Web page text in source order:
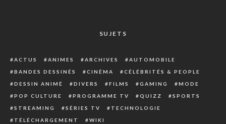
SUJETS
ACTUS ANIMES ARCHIVES
AUTOMOBILE
BANDES DESSINÉS
CINÉMA
CÉLÉBRITÉS & PEOPLE
DESSIN ANIMÉ
DIVERS FILMS GAMING
MODE
POP CULTURE
PROGRAMME TV QUIZZ
SPORTS
STREAMING
SÉRIES TV
TECHNOLOGIE
TÉLÉCHARGEMENT
WIKI